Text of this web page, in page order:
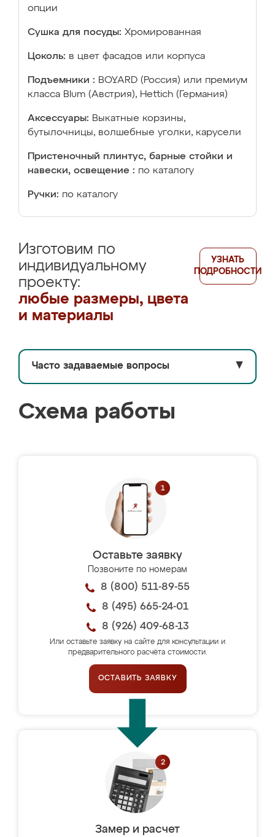
опции
Сушка для посуды: Хромированная
Цоколь: в цвет фасадов или корпуса
Подъемники : BOYARD (Россия) или премиум
класса Blum (Австрия), Hettich (Германия)
Аксессуары: Выкатные корзины,
бутылочницы, волшебные уголки, карусели
Пристеночный плинтус, барные стойки и
навески, освещение : по каталогу
Ручки: по каталогу
Изготовим по
индивидуальному
проекту:
любые размеры, цвета
и материалы
УЗНАТЬ
ПОДРОБНОСТИ
Часто задаваемые вопросы ▼
Схема работы
Оставьте заявку
Позвоните по номерам
8 (800) 511-89-55
8 (495) 665-24-01
8 (926) 409-68-13
Или оставьте заявку на сайте для консультации и
предварительного расчёта стоимости.
ОСТАВИТЬ ЗАЯВКУ
Замер и расчет